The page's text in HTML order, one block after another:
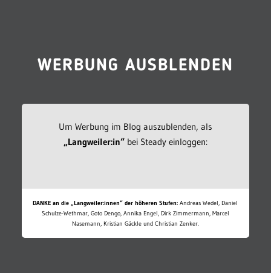
WERBUNG AUSBLENDEN
Um Werbung im Blog auszublenden, als
„Langweiler:in“bei Steady einloggen:
DANKE an die „Langweiler:innen“ der höheren Stufen: Andreas Wedel, Daniel
Schulze-Wethmar, Goto Dengo, Annika Engel, Dirk Zimmermann, Marcel
Nasemann, Kristian Gäckle und Christian Zenker.